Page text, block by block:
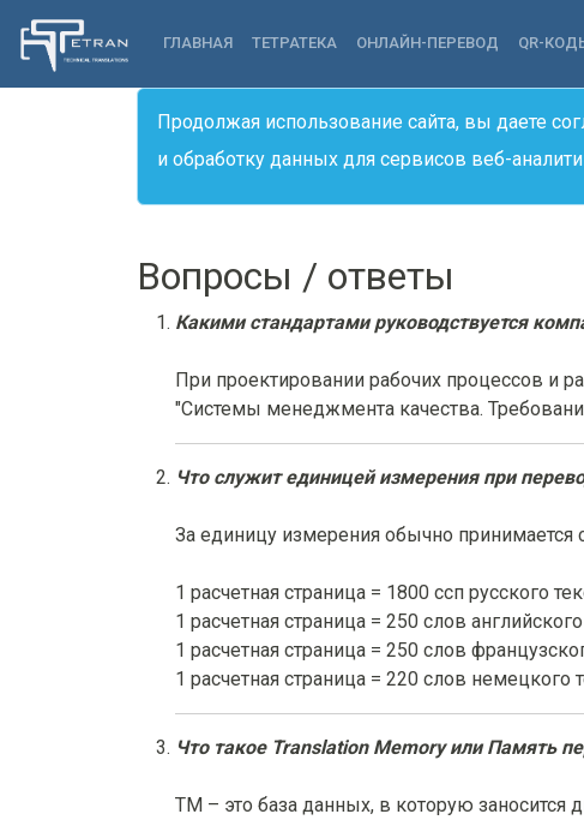
ГЛАВНАЯ ТЕТРАТЕКА ОНЛАЙН-ПЕРЕВОД QR-
Продолжая использование сайта, вы даете
и обработку данных для сервисов веб-
Вопросы / ответы
Какими стандартами руководствуется
При проектировании рабочих процессов и
"Системы менеджмента качества.
Что служит единицей измерения при
За единицу измерения обычно принимается
1 расчетная страница = 1800 ссп русского
1 расчетная страница = 250 слов английского
1 расчетная страница = 250 слов
1 расчетная страница = 220 слов немецкого
Что такое Translation Memory или Память
TM – это база данных, в которую заносится